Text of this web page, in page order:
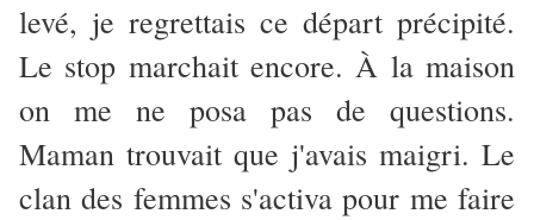
levé, je regrettais ce départ précipité.
Le stop marchait encore. À la maison
on me ne posa pas de questions.
Maman trouvait que j'avais maigri. Le
clan des femmes s'activa pour me faire